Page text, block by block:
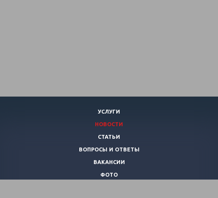
УСЛУГИ
НОВОСТИ
СТАТЬИ
ВОПРОСЫ И ОТВЕТЫ
ВАКАНСИИ
ФОТО